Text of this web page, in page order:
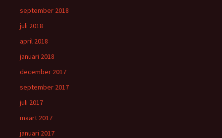
september 2018
juli 2018
april 2018
januari 2018
december 2017
september 2017
juli 2017
maart 2017
januari 2017